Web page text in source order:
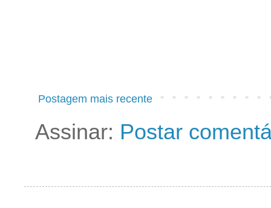
Postagem mais recente
Assinar: Postar